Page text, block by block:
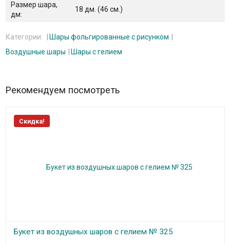
Размер шара,
дм:
18 дм. (46 см.)
Категории:
Шары фольгированные с рисунком
Воздушные шары
Шары с гелием
Рекомендуем посмотреть
Скидка!
Букет из воздушных шаров с гелием № 325